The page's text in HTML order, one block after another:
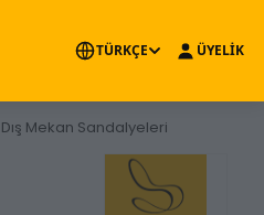
TÜRKÇE ÜYELİK
Dış Mekan Sandalyeleri
×